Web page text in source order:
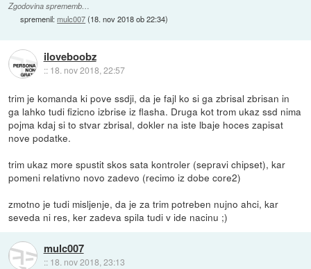
Zgodovina sprememb…
spremenil:mulc007(18. nov 2018 ob 22:34)
iloveboobz
:: 18. nov 2018, 22:57
trim je komanda ki pove ssdji, da je fajl ko si ga zbrisal zbrisan in
ga lahko tudi fizicno izbrise iz flasha. Druga kot trom ukaz ssd nima
pojma kdaj si to stvar zbrisal, dokler na iste lbaje hoces zapisat
nove podatke.
trim ukaz more spustit skos sata kontroler (sepravi chipset), kar
pomeni relativno novo zadevo (recimo iz dobe core2)
zmotno je tudi misljenje, da je za trim potreben nujno ahci, kar
seveda ni res, ker zadeva spila tudi v ide nacinu ;)
mulc007
:: 18. nov 2018, 23:13